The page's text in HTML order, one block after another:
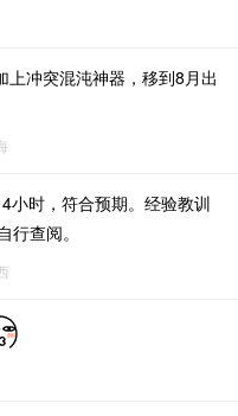
上冲突混沌神器，移到8月出
小时，符合预期。经验教训
查阅。